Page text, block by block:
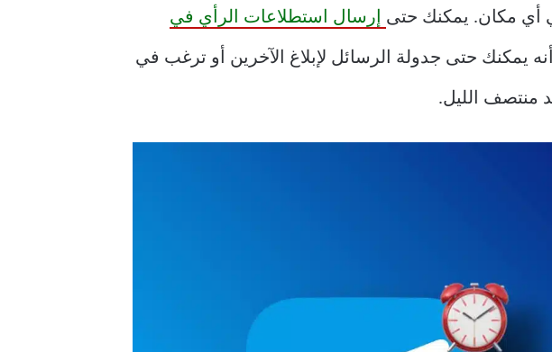
إرسال استطلاعات الرأي في
يمكنك حتى جدولة الرسائل لإبلاغ الآخرين أو ترغب في
منتصف الليل.